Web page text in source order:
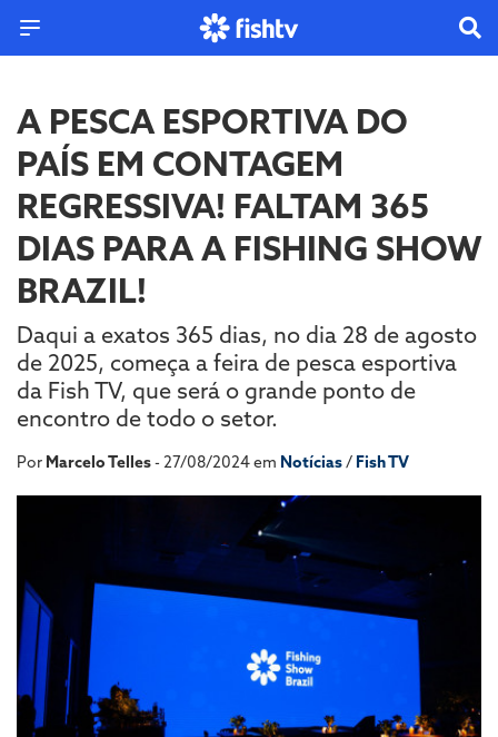
A PESCA ESPORTIVA DO
PAÍS EM CONTAGEM
REGRESSIVA! FALTAM 365
DIAS PARA A FISHING SHOW
BRAZIL!
Daqui a exatos 365 dias, no dia 28 de agosto
de 2025, começa a feira de pesca esportiva
da Fish TV, que será o grande ponto de
encontro de todo o setor.
Por Marcelo Telles- 27/08/2024 em Notícias/ Fish TV